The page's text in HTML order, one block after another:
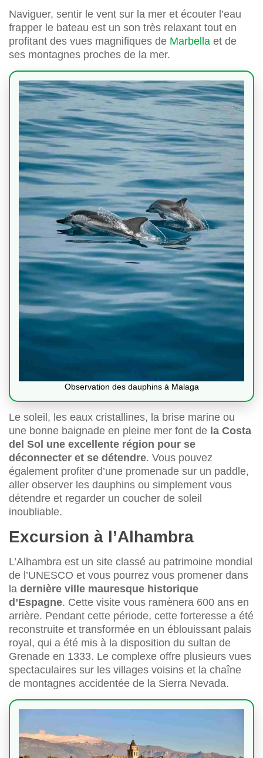
Naviguer, sentir le vent sur la mer et écouter l’eau
frapper le bateau est un son très relaxant tout en
profitant des vues magnifiques de Marbella et de
ses montagnes proches de la mer.
Observation des dauphins à Malaga
Le soleil, les eaux cristallines, la brise marine ou
une bonne baignade en pleine mer font de la Costa
del Sol une excellente région pour se
déconnecter et se détendre. Vous pouvez
également profiter d’une promenade sur un paddle,
aller observer les dauphins ou simplement vous
détendre et regarder un coucher de soleil
inoubliable.
Excursion à l’Alhambra
L’Alhambra est un site classé au patrimoine mondial
de l’UNESCO et vous pourrez vous promener dans
la dernière ville mauresque historique
d’Espagne. Cette visite vous ramènera 600 ans en
arrière. Pendant cette période, cette forteresse a été
reconstruite et transformée en un éblouissant palais
royal, qui a été mis à la disposition du sultan de
Grenade en 1333. Le complexe offre plusieurs vues
spectaculaires sur les villages voisins et la chaîne
de montagnes accidentée de la Sierra Nevada.